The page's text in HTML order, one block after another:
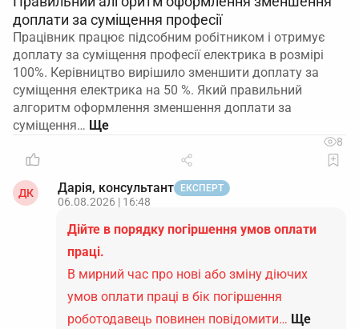
доплати за суміщення професії
Працівник працює підсобним робітником і отримує
доплату за суміщення професії електрика в розмірі
100%. Керівництво вирішило зменшити доплату за
суміщення електрика на 50 %. Який правильний
алгоритм оформлення зменшення доплати за
суміщення…
8
ДК Дарія, консультант ЕКСПЕРТ
06.08.2026 | 16:48
Дійте в порядку погіршення умов оплати
праці.
В мирний час про нові або зміну діючих
умов оплати праці в бік погіршення
роботодавець повинен повідомити… Ще